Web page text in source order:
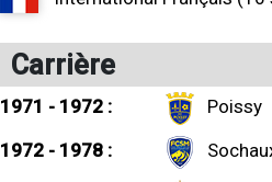
Carrière
1971 - 1972 :
Poissy
1972 - 1978 :